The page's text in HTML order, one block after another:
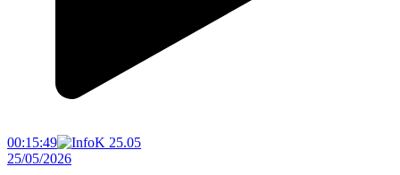
00:15:49
25/05/2026